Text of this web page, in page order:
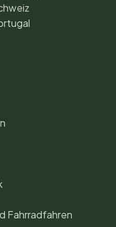
Fahrradfahren